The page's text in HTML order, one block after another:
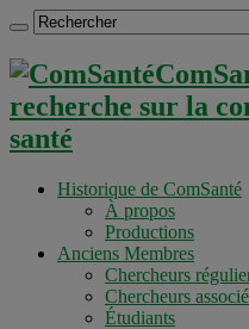
recherche sur la
santé
Historique de ComSanté
À propos
Productions
Anciens Membres
Chercheurs
Chercheurs
Étudiants